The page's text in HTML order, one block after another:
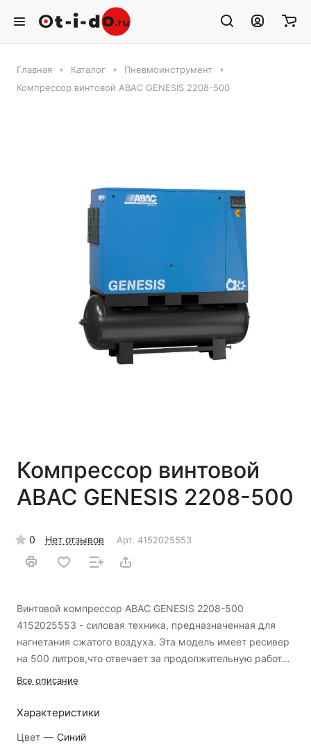
Главная Каталог
Пневмоинструмент
Компрессор винтовой ABAC GENESIS 2208-500
Компрессор винтовой
ABAC GENESIS 2208-500
0 Нет отзывов Арт. 4152025553
Винтовой компрессор ABAC GENESIS 2208-500
4152025553 - силовая техника, предназначенная для
нагнетания сжатого воздуха. Эта модель имеет ресивер
на 500 литров,что отвечает за продолжительную работу
агрегата в автономном режиме. Компрессор оснащен
эксплуатации. *Компрессор; *Упаковка.
Все описание
Характеристики
Цвет — Синий